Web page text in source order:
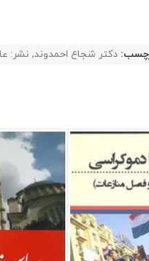
دکتر شجاع احمدوند, نشر: